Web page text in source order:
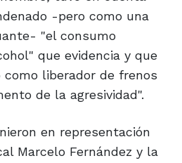
-pero como una
"el consumo
que evidencia y que
como liberador de frenos
de la agresividad".
en representación
Marcelo Fernández y la